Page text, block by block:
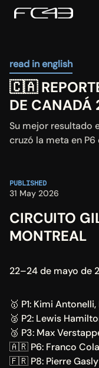
read in english
🇨🇦
DE CANADÁ
Su mejor resultado
cruzó la meta en P6
PUBLISHED
31 May 2026
CIRCUITO
MONTREAL
22–24 de mayo de
🥇 P1: Kimi
🥈 P2: Lewis
🥉 P3: Max
🇦🇷 P6: Franco
🇫🇷 P8: Pierre